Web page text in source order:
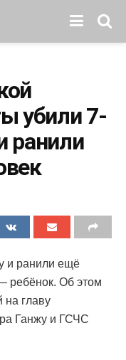
убили 7-
ранили
и ранили ещё
ребёнок. Об этом
на главу
Ганжу и ГСЧС